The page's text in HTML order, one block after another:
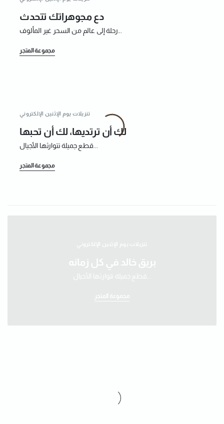
دع مجوهراتك تتحدث
مجموعة المتجر
تنزيلات يوم الإثنين الإلكتروني
لك أن ترتديها، لك أن تحبها
مجموعة المتجر
تنزيلات يوم الإثنين الإلكتروني
بريق خالد في كل زمانه
مجموعة المتجر